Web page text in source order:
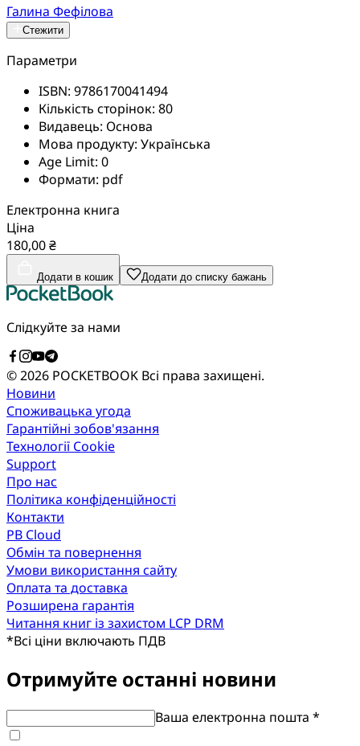
Галина Фефілова
Стежити
Параметри
ISBN: 9786170041494
Кількість сторінок: 80
Видавець: Основа
Мова продукту: Українська
Age Limit: 0
Формати: pdf
Електронна книга
Ціна
180,00 ₴
Додати в кошик Додати до списку бажань
Слідкуйте за нами
© 2026 POCKETBOOK Всі права захищені.
Новини
Споживацька угода
Гарантійні зобов'язання
Технології Cookie
Support
Про нас
Політика конфіденційності
Контакти
PB Cloud
Обмін та повернення
Умови використання сайту
Оплата та доставка
Розширена гарантія
Читання книг із захистом LCP DRM
*Всі ціни включають ПДВ
Отримуйте останні новини
Ваша електронна пошта *